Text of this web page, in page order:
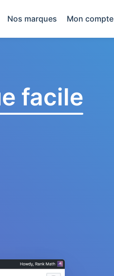
Nos marques Mon compte
facile